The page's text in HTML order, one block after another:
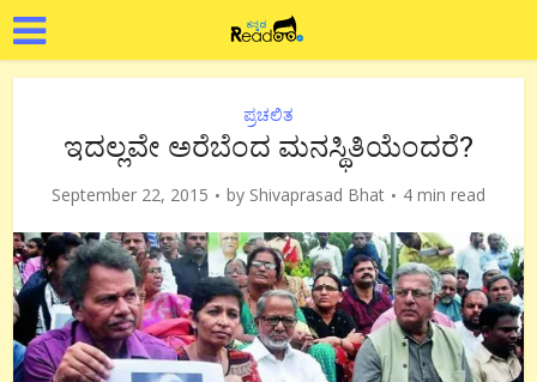
ಪ್ರಚಲಿತ
ಇದಲ್ಲವೇ ಅರೆಬೆಂದ ಮನಸ್ಥಿತಿಯೆಂದರೆ?
September 22, 2015 by Shivaprasad Bhat 4 min read